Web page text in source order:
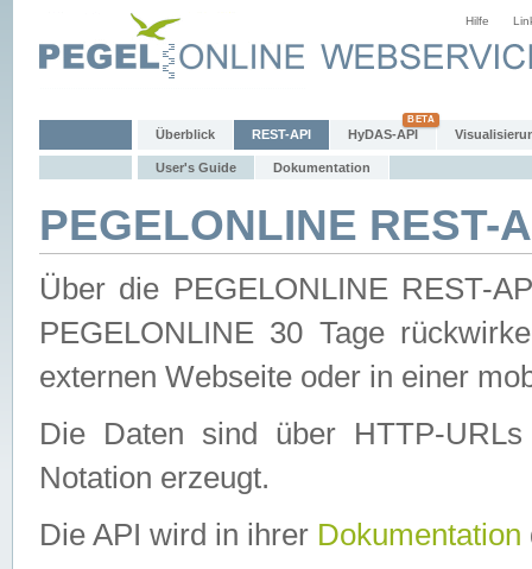
Hilfe
Überblick REST-API HyDAS-API
User's Guide Dokumentation
PEGELONLINE REST-
Über die PEGELONLINE REST-
PEGELONLINE 30 Tage
externen Webseite oder in einer
Die Daten sind über HTTP-
Notation erzeugt.
Die API wird in ihrer Dokumentation